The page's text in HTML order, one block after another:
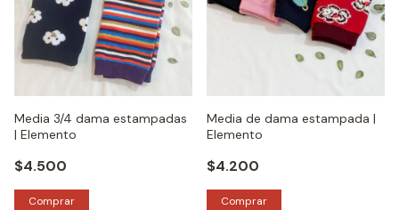
Media 3/4 dama estampadas
| Elemento
$4.500
Comprar
Media de dama estampada |
Elemento
$4.200
Comprar